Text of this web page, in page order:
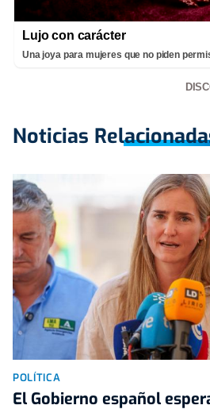
Lujo con carácter
Una joya para mujeres que no piden
Noticias
POLÍTICA
El Gobierno español